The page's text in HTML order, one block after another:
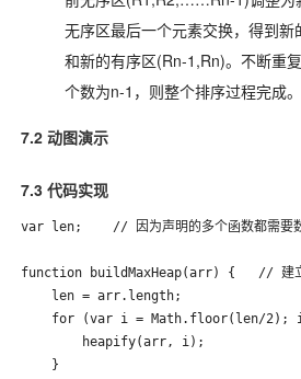
无序区最后一个元素交换，得到
和新的有序区(Rn-1,Rn)。不断重
个数为n-1，则整个排序过程完成。
7.2 动图演示
7.3 代码实现
var len;    // 因为声明的多个函数都需要数
function buildMaxHeap(arr) {   // 建立
    len = arr.length;
for (var i = Math.floor(len/2);
        heapify(arr, i);
    }